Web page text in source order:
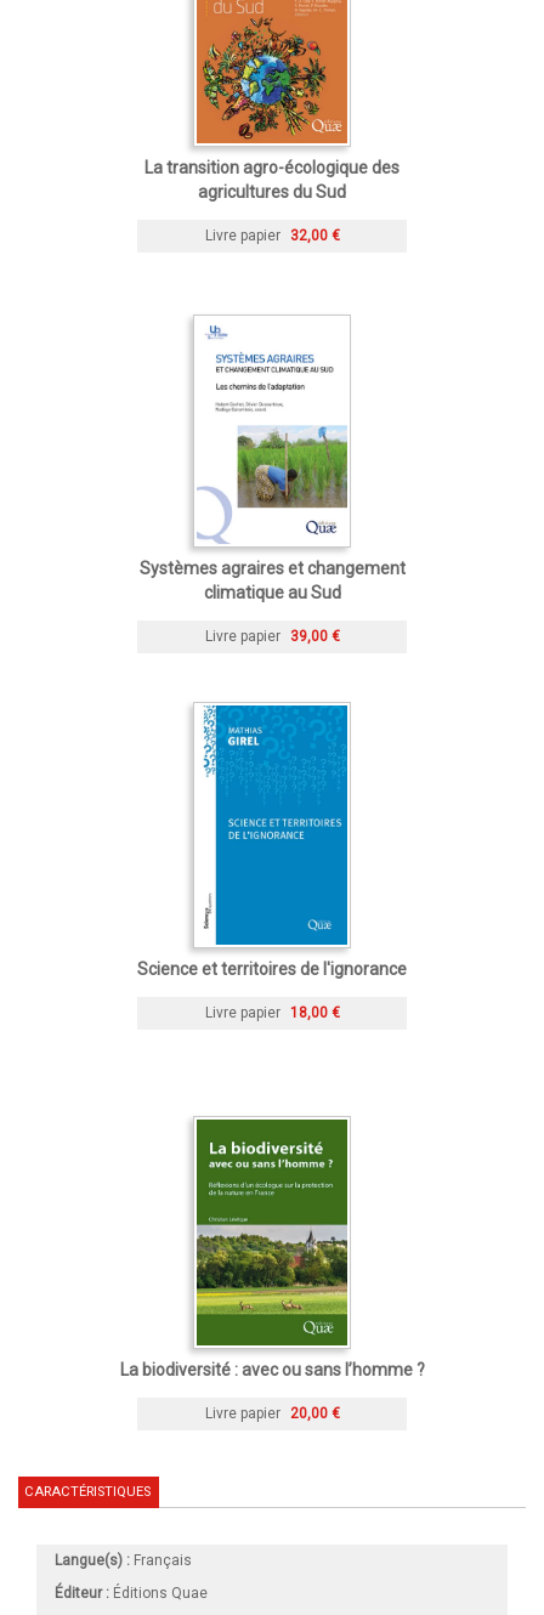
La transition agro-écologique des
agricultures du Sud
Livre papier 32,00 €
Systèmes agraires et changement
climatique au Sud
Livre papier 39,00 €
Science et territoires de l'ignorance
Livre papier 18,00 €
La biodiversité : avec ou sans l’homme ?
Livre papier 20,00 €
CARACTÉRISTIQUES
Langue(s) : Français
Éditeur : Éditions Quae